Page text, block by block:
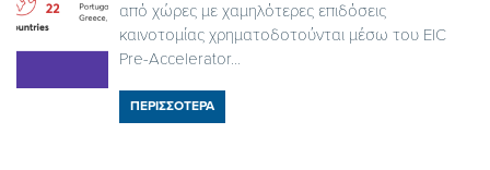
από χώρες με χαμηλότερες επιδόσεις
καινοτομίας χρηματοδοτούνται μέσω του EIC
Pre-Accelerator...
ΠΕΡΙΣΣΟΤΕΡΑ